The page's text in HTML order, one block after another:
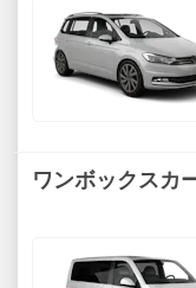
ワンボックスカ